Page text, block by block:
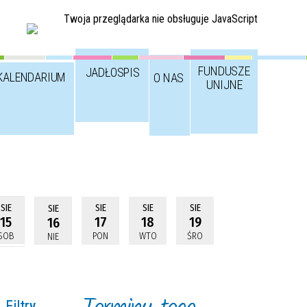
Twoja przeglądarka nie obsługuje JavaScript
JADŁOSPIS O NAS
FUNDUSZE
UNIJNE
SIE
15
SIE
16
NIE
SIE
17
PON
SIE
18
WTO
SIE
19
ŚRO